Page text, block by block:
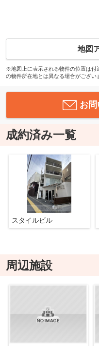
地図
※地図上に表示される物件の位置は付
の物件所在地とは異なる場合がござい
お
成約済み一覧
スタイルビル
周辺施設